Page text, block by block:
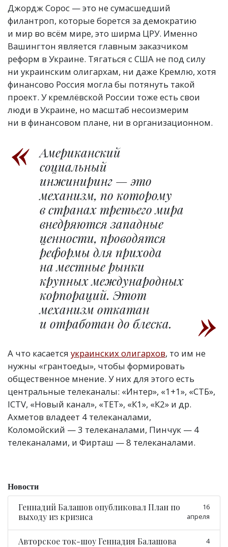
Джордж Сорос — это не сумасшедший
филантроп, которые борется за демократию
и мир во всём мире, это ширма ЦРУ. Именно
Вашингтон является главным заказчиком
реформ в Украине. Тягаться с США не под силу
ни украинским олигархам, ни даже Кремлю, хотя
финансово Россия могла бы потянуть такой
проект. У кремлёвской России тоже есть свои
люди в Украине, но масштаб несоизмерим
ни в финансовом плане, ни в организационном.
Американский
социальный
инжиниринг — это
механизм, по которому
в странах третьего мира
внедряются западные
ценности, проводятся
реформы для прихода
на местные рынки
крупных международных
корпораций. Этот
механизм откатан
и отработан до блеска.
А что касается украинских олигархов, то им не
нужны «грантоеды», чтобы формировать
общественное мнение. У них для этого есть
центральные телеканалы: «Интер», «1+1», «СТБ»,
ICTV, «Новый канал», «ТЕТ», «К1», «К2» и др.
Ахметов владеет 4 телеканалами,
Коломойский — 3 телеканалами, Пинчук — 4
телеканалами, и Фирташ — 8 телеканалами.
Новости
Геннадий Балашов опубликовал План по
выходу из кризиса
16
апреля
Авторское ток-шоу Геннадия Балашова
4